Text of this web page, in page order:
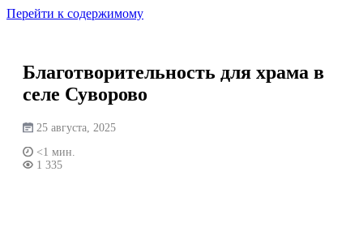
Перейти к содержимому
Благотворительность для храма в
селе Суворово
25 августа, 2025
<1 мин.
1 335